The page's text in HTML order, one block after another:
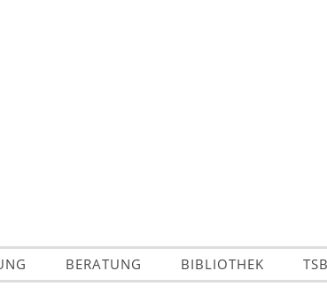
BERATUNG BIBLIOTHEK